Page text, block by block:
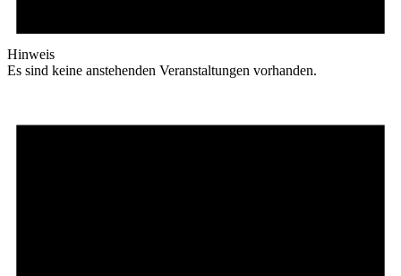
Hinweis
Es sind keine anstehenden Veranstaltungen vorhanden.